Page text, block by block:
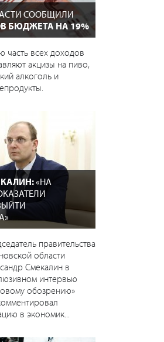
СООБЩИЛИ
БЮДЖЕТА НА 19%
часть всех доходов
акцизы на пиво,
алкоголь и
«НА
правительства
области
Смекалин в
интервью
обозрению»
в экономик...